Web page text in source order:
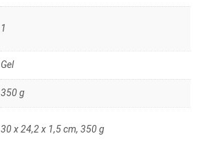
‎1
‎Gel
‎350 g
‎30 x 24,2 x 1,5 cm, 350 g